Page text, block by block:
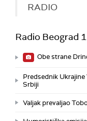
RADIO
Radio Beograd 1
Obe strane
Predsednik
Srbiji
Valjak prevaljao